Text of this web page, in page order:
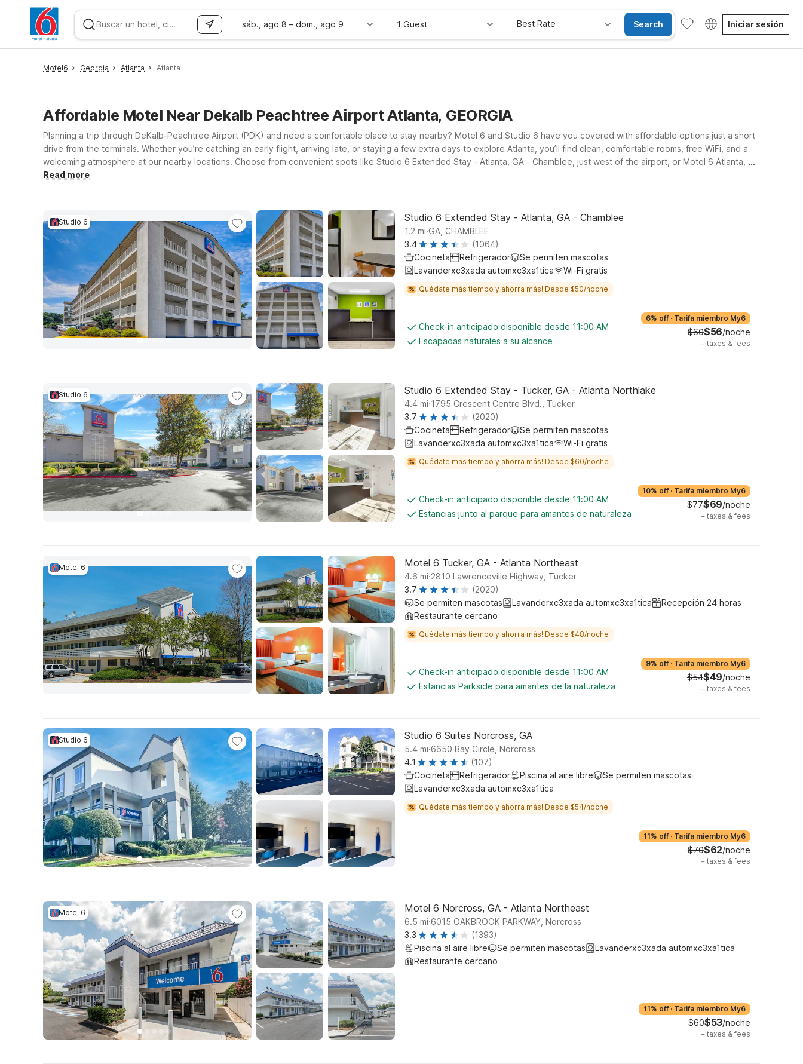
sáb., ago 8 – dom., ago 9 1 Guest Best Rate Search Iniciar sesión
Motel6 Georgia Atlanta Atlanta
Affordable Motel Near Dekalb Peachtree Airport Atlanta, GEORGIA
Planning a trip through DeKalb-Peachtree Airport (PDK) and need a comfortable place to stay nearby? Motel 6 and Studio 6 have you covered with affordable options just a short
drive from the terminals. Whether you’re catching an early flight, arriving late, or staying a few extra days to explore Atlanta, you’ll find clean, comfortable rooms, free WiFi, and a
welcoming atmosphere at our nearby locations. Choose from convenient spots like Studio 6 Extended Stay - Atlanta, GA - Chamblee, just west of the airport, or Motel 6 Atlanta, GA
on Chamblee Tucker Rd for a simple, budget-friendly stay between flights. If you’re in town longer and prefer more of an extended-stay setup, Studio 6 Extended Stay - Tucker,
Read more
Studio 6 Studio 6 Extended Stay - Atlanta, GA - Chamblee
1.2 mi.GA, CHAMBLEE
3.4
(1064)
Cocineta
Refrigerador
Se permiten mascotas
Lavanderxc3xada automxc3xa1tica
Wi-Fi gratis
Quédate más tiempo y ahorra más! Desde $50/noche
Check-in anticipado disponible desde 11:00 AM
Escapadas naturales a su alcance
6% off · Tarifa miembro My6
$60$56/noche
+ taxes & fees
Studio 6 Studio 6 Extended Stay - Tucker, GA - Atlanta Northlake
4.4 mi.1795 Crescent Centre Blvd., Tucker
3.7
(2020)
Cocineta
Refrigerador
Se permiten mascotas
Lavanderxc3xada automxc3xa1tica
Wi-Fi gratis
Quédate más tiempo y ahorra más! Desde $60/noche
Check-in anticipado disponible desde 11:00 AM
Estancias junto al parque para amantes de naturaleza
10% off · Tarifa miembro My6
$77$69/noche
+ taxes & fees
Motel 6 Motel 6 Tucker, GA - Atlanta Northeast
4.6 mi.2810 Lawrenceville Highway, Tucker
3.7
(2020)
Se permiten mascotas
Lavanderxc3xada automxc3xa1tica
Recepción 24 horas
Restaurante cercano
Quédate más tiempo y ahorra más! Desde $48/noche
Check-in anticipado disponible desde 11:00 AM
Estancias Parkside para amantes de la naturaleza
9% off · Tarifa miembro My6
$54$49/noche
+ taxes & fees
Studio 6 Studio 6 Suites Norcross, GA
5.4 mi.6650 Bay Circle, Norcross
4.1
(107)
Cocineta
Refrigerador Piscina al aire libre
Se permiten mascotas
Lavanderxc3xada automxc3xa1tica
Quédate más tiempo y ahorra más! Desde $54/noche
11% off · Tarifa miembro My6
$70$62/noche
+ taxes & fees
Motel 6 Motel 6 Norcross, GA - Atlanta Northeast
6.5 mi.6015 OAKBROOK PARKWAY, Norcross
3.3
(1393)
Piscina al aire libre
Se permiten mascotas
Lavanderxc3xada automxc3xa1tica
Restaurante cercano
11% off · Tarifa miembro My6
$60$53/noche
+ taxes & fees